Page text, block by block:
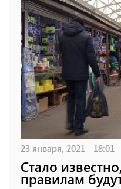
23 января, 2021 - 18:01
Стало
правилам